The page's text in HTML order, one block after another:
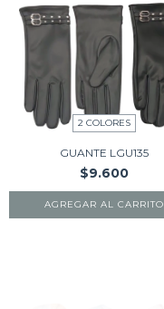
2 COLORES
GUANTE LGU135
$9.600
AGREGAR AL CARRITO